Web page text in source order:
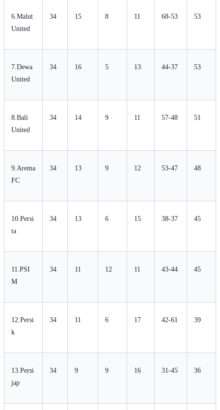
6.Malut
United
34 15 8 11 68-53 53
7.Dewa
United
34 16 5 13 44-37 53
8.Bali
United
34 14 9 11 57-48 51
9.Arema
FC
34 13 9 12 53-47 48
10.Persi
ta
34 13 6 15 38-37 45
11.PSI
M
34 11 12 11 43-44 45
12.Persi
k
34 11 6 17 42-61 39
13.Persi
jap
34 9 9 16 31-45 36